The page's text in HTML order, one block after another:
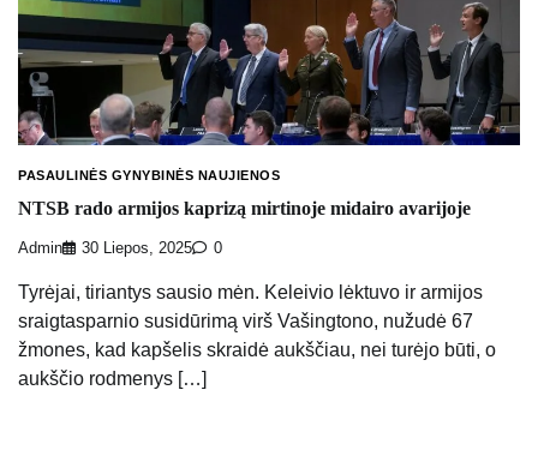
PASAULINĖS GYNYBINĖS NAUJIENOS
NTSB rado armijos kaprizą mirtinoje midairo avarijoje
Admin 30 Liepos, 2025 0
Tyrėjai, tiriantys sausio mėn. Keleivio lėktuvo ir armijos
sraigtasparnio susidūrimą virš Vašingtono, nužudė 67
žmones, kad kapšelis skraidė aukščiau, nei turėjo būti, o
aukščio rodmenys […]